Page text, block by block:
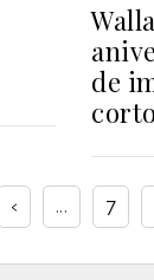
de
‹ ... 7